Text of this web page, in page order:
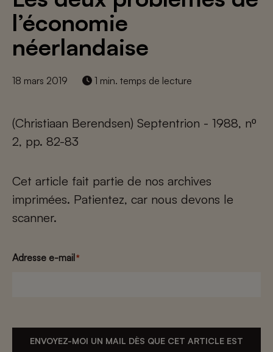
l’économie
néerlandaise
18 mars 2019 1 min. temps de lecture
(Christiaan Berendsen) Septentrion - 1988, nº
2, pp. 82-83
Cet article fait partie de nos archives
imprimées. Patientez, car nous devons le
scanner.
Adresse e-mail*
ENVOYEZ-MOI UN MAIL DÈS QUE CET ARTICLE EST